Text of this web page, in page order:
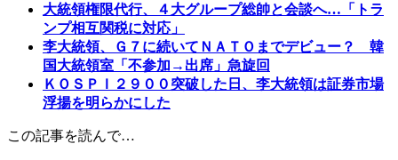
大統領権限代行、４大グループ総帥と会談へ…「トラ
ンプ相互関税に対応」
李大統領、Ｇ７に続いてＮＡＴＯまでデビュー？ 韓
国大統領室「不参加→出席」急旋回
ＫＯＳＰＩ２９００突破した日、李大統領は証券市場
浮揚を明らかにした
この記事を読んで…